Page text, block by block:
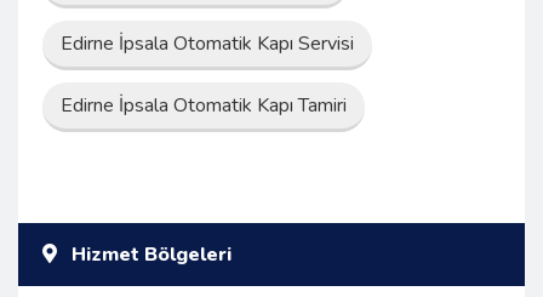
Edirne İpsala Otomatik Kapı Servisi
Edirne İpsala Otomatik Kapı Tamiri
Hizmet Bölgeleri